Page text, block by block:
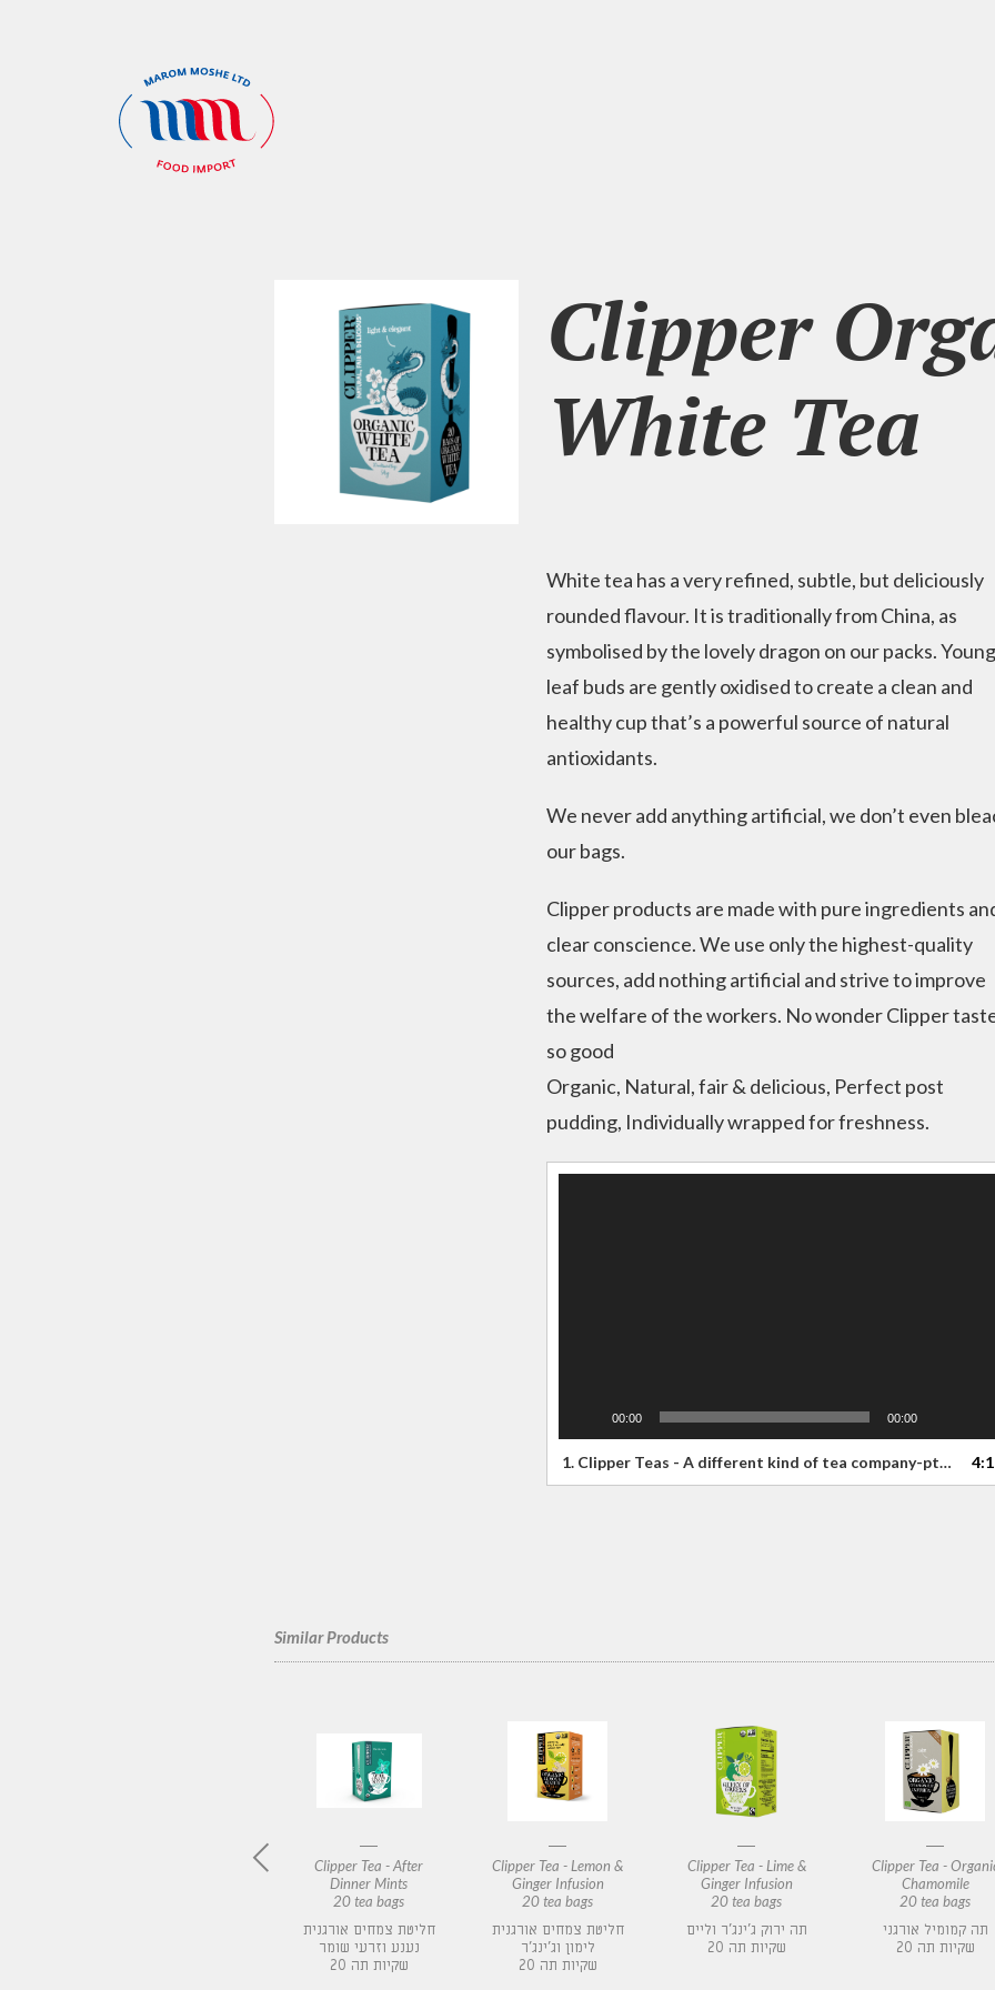
Clipper
White Tea
White tea has a very refined, subtle, but deliciously
rounded flavour. It is traditionally from China, as
symbolised by the lovely dragon on our packs. Young
leaf buds are gently oxidised to create a clean and
healthy cup that’s a powerful source of natural
antioxidants.
We never add anything artificial, we don’t even
our bags.
Clipper products are made with pure ingredients
clear conscience. We use only the highest-quality
sources, add nothing artificial and strive to improve
the welfare of the workers. No wonder Clipper
so good
Organic, Natural, fair & delicious, Perfect post
pudding, Individually wrapped for freshness.
00:00 00:00
1. Clipper Teas - A different kind of tea company-ptKBLNcWMek
Similar Products
Clipper Tea - After
Dinner Mints
20 tea bags
חליטת צמחים אורגנית
נענע וזרעי שומר
20 שקיות תה
Clipper Tea - Lemon &
Ginger Infusion
20 tea bags
חליטת צמחים אורגנית
לימון וג'ינג'ר
20 שקיות תה
Clipper Tea - Lime &
Ginger Infusion
20 tea bags
תה ירוק ג'ינג'ר וליים
20 שקיות תה
Clipper Tea -
Chamomile
20 tea bags
תה קמומיל אורגני
20 שקיות תה